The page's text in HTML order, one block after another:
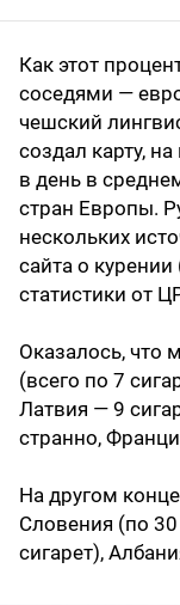
Как этот
соседями —
чешский
создал карту,
в день в
стран Европы.
нескольких
сайта о
статистики от
Оказалось, что
(всего по 7
Латвия — 9
странно,
На другом
Словения (по 30
сигарет),